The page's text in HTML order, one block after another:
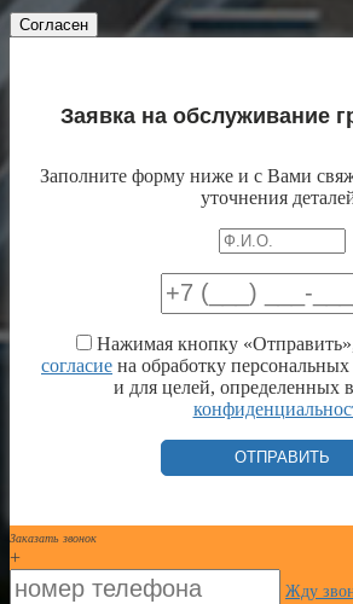
Согласен
Заявка на обслуживание
Заполните форму ниже и с Вами
уточнения
Нажимая кнопку
согласие на обработку
и для целей, определенных в
Заказать звонок
+
Жду